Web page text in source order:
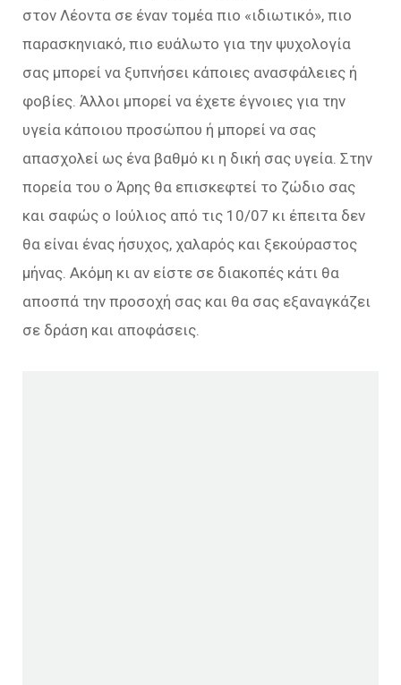
στον Λέοντα σε έναν τομέα πιο «ιδιωτικό», πιο
παρασκηνιακό, πιο ευάλωτο για την ψυχολογία
σας μπορεί να ξυπνήσει κάποιες ανασφάλειες ή
φοβίες. Άλλοι μπορεί να έχετε έγνοιες για την
υγεία κάποιου προσώπου ή μπορεί να σας
απασχολεί ως ένα βαθμό κι η δική σας υγεία. Στην
πορεία του ο Άρης θα επισκεφτεί το ζώδιο σας
και σαφώς ο Ιούλιος από τις 10/07 κι έπειτα δεν
θα είναι ένας ήσυχος, χαλαρός και ξεκούραστος
μήνας. Ακόμη κι αν είστε σε διακοπές κάτι θα
αποσπά την προσοχή σας και θα σας εξαναγκάζει
σε δράση και αποφάσεις.